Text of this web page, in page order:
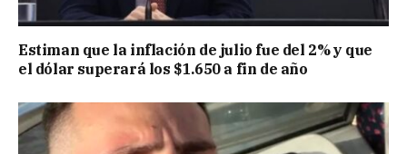
Estiman que la inflación de julio fue del 2% y que
el dólar superará los $1.650 a fin de año